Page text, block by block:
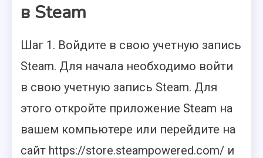
в Steam
Шаг 1. Войдите в свою учетную запись
Steam. Для начала необходимо войти
в свою учетную запись Steam. Для
этого откройте приложение Steam на
вашем компьютере или перейдите на
сайт https://store.steampowered.com/ и